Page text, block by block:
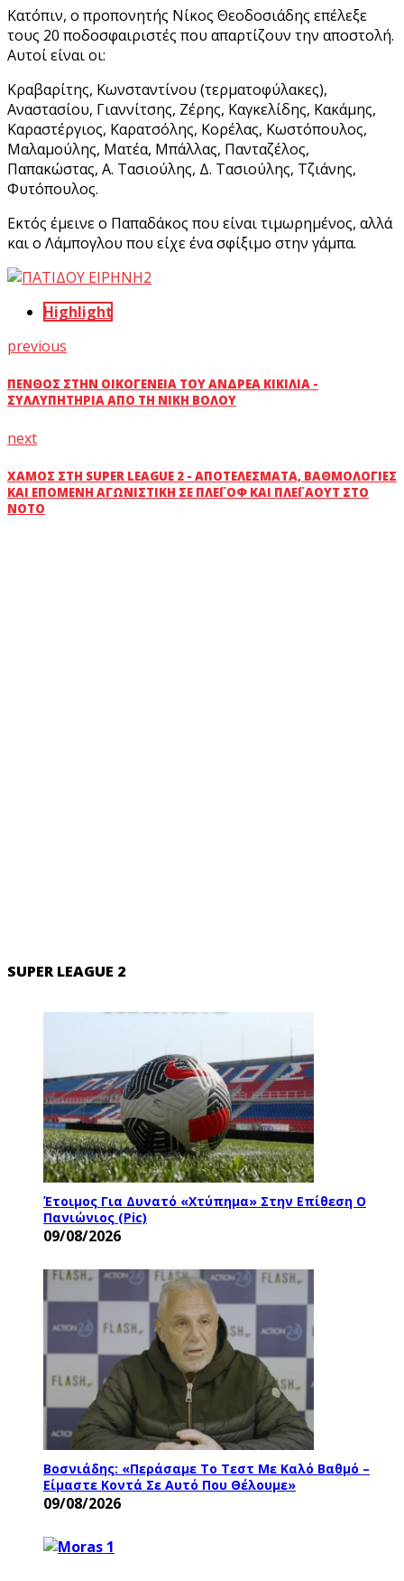
Κατόπιν, ο προπονητής Νίκος Θεοδοσιάδης επέλεξε
τους 20 ποδοσφαιριστές που απαρτίζουν την αποστολή.
Αυτοί είναι οι:
Κραβαρίτης, Κωνσταντίνου (τερματοφύλακες),
Αναστασίου, Γιαννίτσης, Ζέρης, Καγκελίδης, Κακάμης,
Καραστέργιος, Καρατσόλης, Κορέλας, Κωστόπουλος,
Μαλαμούλης, Ματέα, Μπάλλας, Πανταζέλος,
Παπακώστας, Α. Τασιούλης, Δ. Τασιούλης, Τζιάνης,
Φυτόπουλος.
Εκτός έμεινε ο Παπαδάκος που είναι τιμωρημένος, αλλά
και ο Λάμπογλου που είχε ένα σφίξιμο στην γάμπα.
Highlight
previous
ΠΈΝΘΟΣ ΣΤΗΝ ΟΙΚΟΓΈΝΕΙΑ ΤΟΥ ΑΝΔΡΈΑ ΚΙΚΊΛΙΑ -
ΣΥΛΛΥΠΗΤΉΡΙΑ ΑΠΌ ΤΗ ΝΊΚΗ ΒΌΛΟΥ
next
ΧΆΜΟΣ ΣΤΗ SUPER LEAGUE 2 - ΑΠΟΤΕΛΈΣΜΑΤΑ, ΒΑΘΜΟΛΟΓΊΕΣ
ΚΑΙ ΕΠΌΜΕΝΗ ΑΓΩΝΙΣΤΙΚΉ ΣΕ ΠΛΈΙ ΟΦ ΚΑΙ ΠΛΈΙ ΆΟΥΤ ΣΤΟ
ΝΌΤΟ
SUPER LEAGUE 2
Έτοιμος Για Δυνατό «χτύπημα» Στην Επίθεση Ο
Πανιώνιος (pic)
09/08/2026
Βοσνιάδης: «Περάσαμε Το Τεστ Με Καλό Βαθμό –
Είμαστε Κοντά Σε Αυτό Που Θέλουμε»
09/08/2026